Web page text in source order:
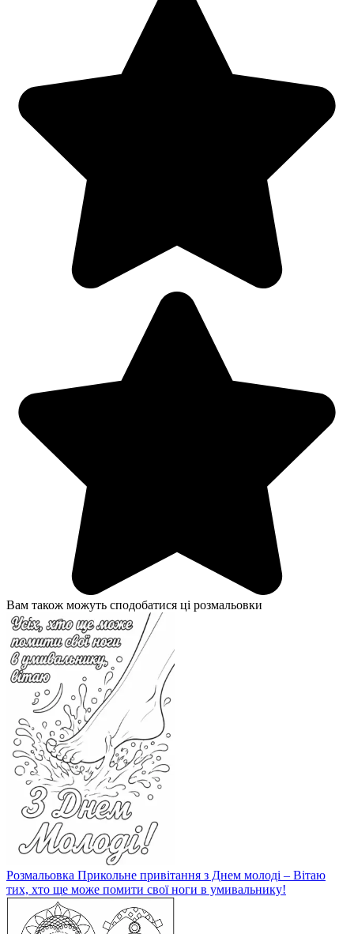
Вам також можуть сподобатися ці розмальовки
Розмальовка Прикольне привітання з Днем молоді – Вітаю
тих, хто ще може помити свої ноги в умивальнику!